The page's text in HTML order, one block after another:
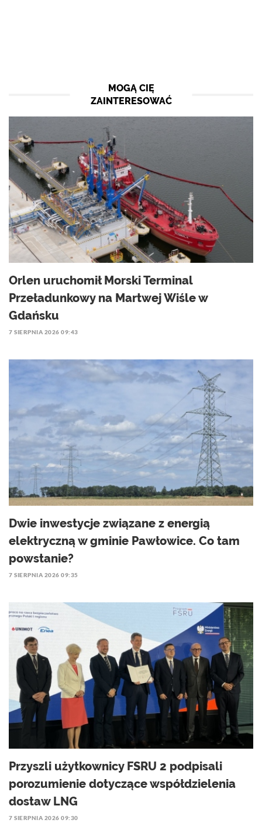
MOGĄ CIĘ
ZAINTERESOWAĆ
Orlen uruchomił Morski Terminal
Przeładunkowy na Martwej Wiśle w
Gdańsku
7 SIERPNIA 2026 09:43
Dwie inwestycje związane z energią
elektryczną w gminie Pawłowice. Co tam
powstanie?
7 SIERPNIA 2026 09:35
Przyszli użytkownicy FSRU 2 podpisali
porozumienie dotyczące współdzielenia
dostaw LNG
7 SIERPNIA 2026 09:30